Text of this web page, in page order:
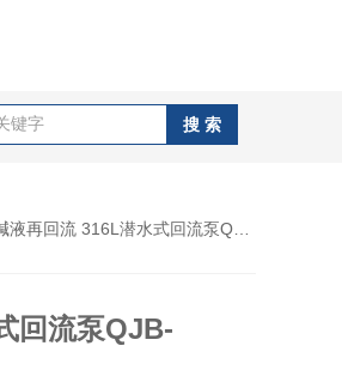
再回流 316L潜水式回流泵QJB-W2.5/8
回流泵QJB-